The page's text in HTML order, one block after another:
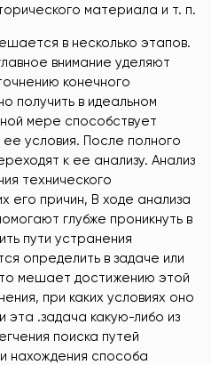
материала и т. п.
в несколько этапов.
внимание уделяют
конечного
получить в идеальном
мере способствует
условия. После полного
к ее анализу. Анализ
технического
его причин, В ходе анализа
глубже проникнуть в
пути устранения
определить в задаче или
мешает достижению этой
при каких условиях оно
эта .задача какую-либо из
поиска путей
нахождения способа